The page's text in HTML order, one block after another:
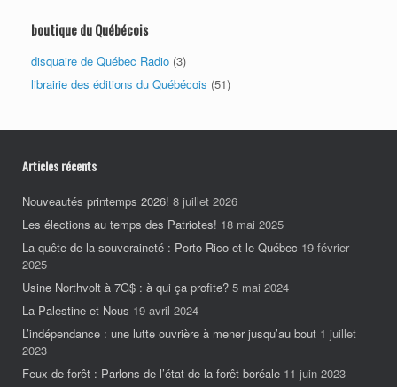
boutique du Québécois
disquaire de Québec Radio (3)
librairie des éditions du Québécois (51)
Articles récents
Nouveautés printemps 2026! 8 juillet 2026
Les élections au temps des Patriotes! 18 mai 2025
La quête de la souveraineté : Porto Rico et le Québec 19 février
2025
Usine Northvolt à 7G$ : à qui ça profite? 5 mai 2024
La Palestine et Nous 19 avril 2024
L’indépendance : une lutte ouvrière à mener jusqu’au bout 1 juillet
2023
Feux de forêt : Parlons de l’état de la forêt boréale 11 juin 2023